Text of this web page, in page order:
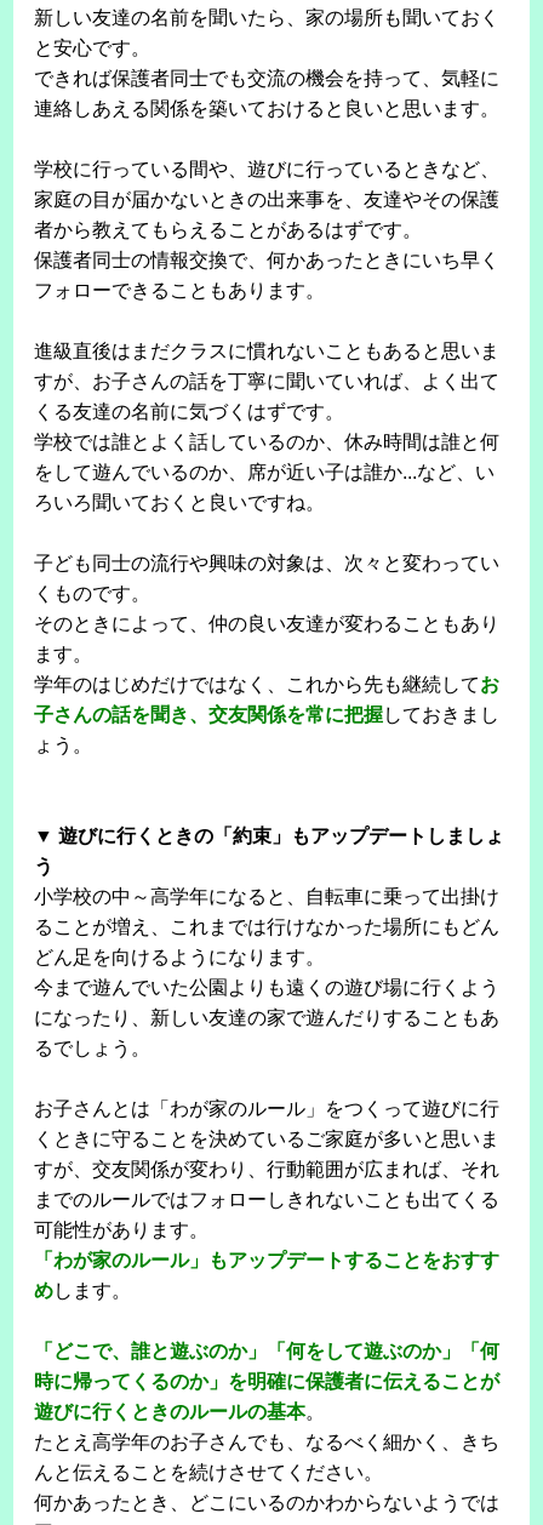
新しい友達の名前を聞いたら、家の場所も聞いておく
と安心です。
できれば保護者同士でも交流の機会を持って、気軽に
連絡しあえる関係を築いておけると良いと思います。
学校に行っている間や、遊びに行っているときなど、
家庭の目が届かないときの出来事を、友達やその保護
者から教えてもらえることがあるはずです。
保護者同士の情報交換で、何かあったときにいち早く
フォローできることもあります。
進級直後はまだクラスに慣れないこともあると思いま
すが、お子さんの話を丁寧に聞いていれば、よく出て
くる友達の名前に気づくはずです。
学校では誰とよく話しているのか、休み時間は誰と何
をして遊んでいるのか、席が近い子は誰か...など、い
ろいろ聞いておくと良いですね。
子ども同士の流行や興味の対象は、次々と変わってい
くものです。
そのときによって、仲の良い友達が変わることもあり
ます。
学年のはじめだけではなく、これから先も継続してお
子さんの話を聞き、交友関係を常に把握しておきまし
ょう。
▼ 遊びに行くときの「約束」もアップデートしましょ
う
小学校の中～高学年になると、自転車に乗って出掛け
ることが増え、これまでは行けなかった場所にもどん
どん足を向けるようになります。
今まで遊んでいた公園よりも遠くの遊び場に行くよう
になったり、新しい友達の家で遊んだりすることもあ
るでしょう。
お子さんとは「わが家のルール」をつくって遊びに行
くときに守ることを決めているご家庭が多いと思いま
すが、交友関係が変わり、行動範囲が広まれば、それ
までのルールではフォローしきれないことも出てくる
可能性があります。
「わが家のルール」もアップデートすることをおすす
めします。
「どこで、誰と遊ぶのか」「何をして遊ぶのか」「何
時に帰ってくるのか」を明確に保護者に伝えることが
遊びに行くときのルールの基本。
たとえ高学年のお子さんでも、なるべく細かく、きち
んと伝えることを続けさせてください。
何かあったとき、どこにいるのかわからないようでは